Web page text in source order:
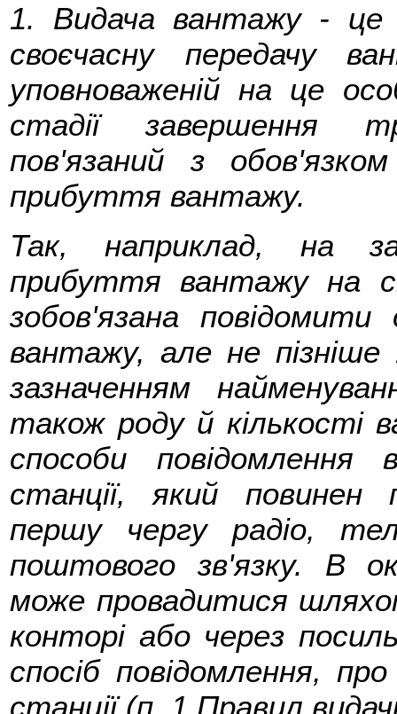
1. Видача вантажу - це
своєчасну передачу
уповноваженій на це
стадії завершення
пов'язаний з
прибуття вантажу.
Так, наприклад, на
прибуття вантажу на
зобов'язана
вантажу, але не пізніше
зазначенням
також роду й кількості
способи повідомлення
станції, який повинен
першу чергу радіо,
поштового зв'язку. В
може провадитися
конторі або через
спосіб повідомлення,
станції (п. 1 Правил